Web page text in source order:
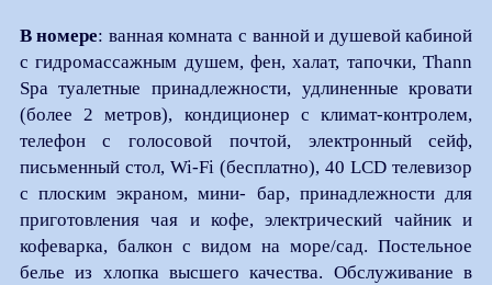
В номере: ванная комната с ванной и душевой кабиной
с гидромассажным душем, фен, халат, тапочки, Thann
Spa туалетные принадлежности, удлиненные кровати
(более 2 метров), кондиционер с климат-контролем,
телефон с голосовой почтой, электронный сейф,
письменный стол, Wi-Fi (бесплатно), 40 LCD телевизор
с плоским экраном, мини- бар, принадлежности для
приготовления чая и кофе, электрический чайник и
кофеварка, балкон с видом на море/сад. Постельное
белье из хлопка высшего качества. Обслуживание в